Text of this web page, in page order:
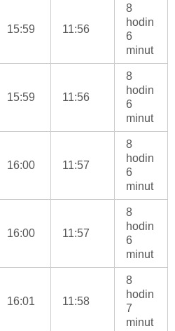
15:59 11:56
8
hodin
6
minut
15:59 11:56
8
hodin
6
minut
16:00 11:57
8
hodin
6
minut
16:00 11:57
8
hodin
6
minut
16:01 11:58
8
hodin
7
minut